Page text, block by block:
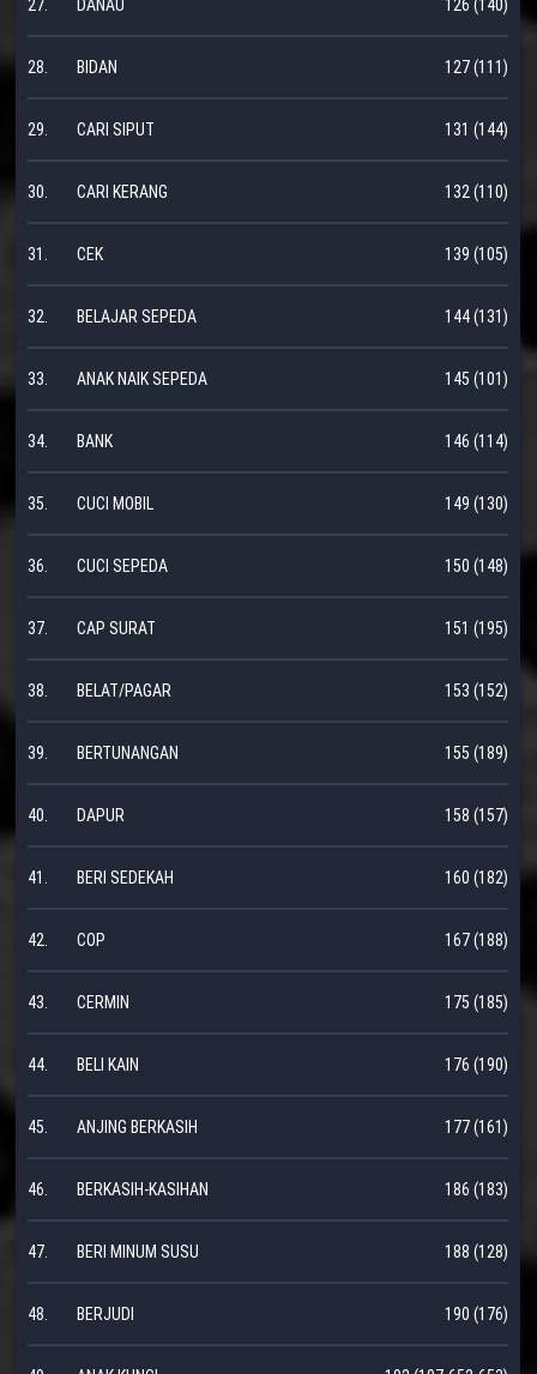
27. DANAU 126 (140)
28. BIDAN 127 (111)
29. CARI SIPUT 131 (144)
30. CARI KERANG 132 (110)
31. CEK 139 (105)
32. BELAJAR SEPEDA 144 (131)
33. ANAK NAIK SEPEDA 145 (101)
34. BANK 146 (114)
35. CUCI MOBIL 149 (130)
36. CUCI SEPEDA 150 (148)
37. CAP SURAT 151 (195)
38. BELAT/PAGAR 153 (152)
39. BERTUNANGAN 155 (189)
40. DAPUR 158 (157)
41. BERI SEDEKAH 160 (182)
42. COP 167 (188)
43. CERMIN 175 (185)
44. BELI KAIN 176 (190)
45. ANJING BERKASIH 177 (161)
46. BERKASIH-KASIHAN 186 (183)
47. BERI MINUM SUSU 188 (128)
48. BERJUDI 190 (176)